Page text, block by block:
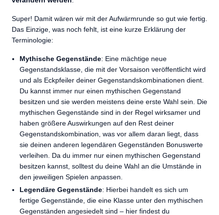
Super! Damit wären wir mit der Aufwärmrunde so gut wie fertig.
Das Einzige, was noch fehlt, ist eine kurze Erklärung der
Terminologie:
Mythische Gegenstände: Eine mächtige neue
Gegenstandsklasse, die mit der Vorsaison veröffentlicht wird
und als Eckpfeiler deiner Gegenstandskombinationen dient.
Du kannst immer nur einen mythischen Gegenstand
besitzen und sie werden meistens deine erste Wahl sein. Die
mythischen Gegenstände sind in der Regel wirksamer und
haben größere Auswirkungen auf den Rest deiner
Gegenstandskombination, was vor allem daran liegt, dass
sie deinen anderen legendären Gegenständen Bonuswerte
verleihen. Da du immer nur einen mythischen Gegenstand
besitzen kannst, solltest du deine Wahl an die Umstände in
den jeweiligen Spielen anpassen.
Legendäre Gegenstände: Hierbei handelt es sich um
fertige Gegenstände, die eine Klasse unter den mythischen
Gegenständen angesiedelt sind – hier findest du